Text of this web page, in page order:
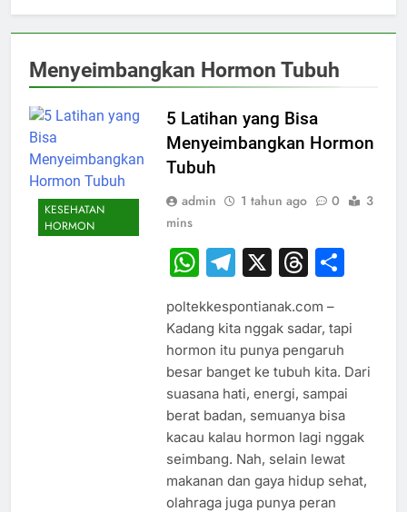
Menyeimbangkan Hormon Tubuh
KESEHATAN
HORMON
5 Latihan yang Bisa
Menyeimbangkan Hormon
Tubuh
admin 1 tahun ago 0
3
mins
WhatsApp
Telegram
X
poltekkespontianak.com –
Kadang kita nggak sadar, tapi
hormon itu punya pengaruh
besar banget ke tubuh kita. Dari
suasana hati, energi, sampai
berat badan, semuanya bisa
kacau kalau hormon lagi nggak
seimbang. Nah, selain lewat
makanan dan gaya hidup sehat,
olahraga juga punya peran